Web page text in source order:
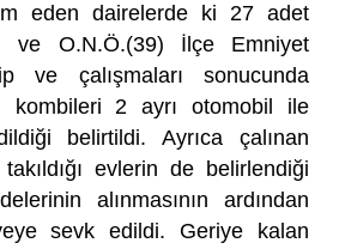
eden dairelerde ki 27 adet
ve O.N.Ö.(39) İlçe Emniyet
ve çalışmaları sonucunda
kombileri 2 ayrı otomobil ile
belirtildi. Ayrıca çalınan
evlerin de belirlendiği
alınmasının ardından
sevk edildi. Geriye kalan